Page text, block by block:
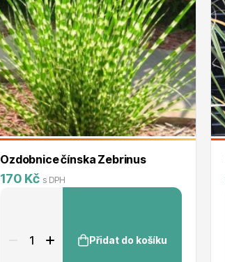
Ozdobnice čínska Zebrinus
170 Kč s DPH
Přidat do košíku